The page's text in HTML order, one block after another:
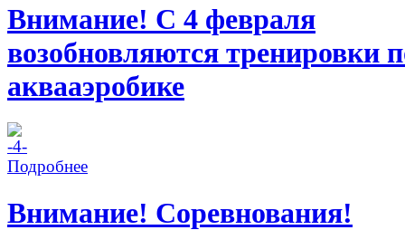
Внимание! С 4 февраля
возобновляются тренировки
аквааэробике
Подробнее
Внимание! Соревнования!